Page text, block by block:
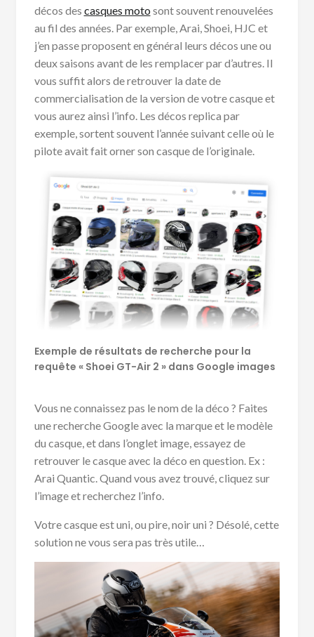
décos des casques moto sont souvent renouvelées
au fil des années. Par exemple, Arai, Shoei, HJC et
j’en passe proposent en général leurs décos une ou
deux saisons avant de les remplacer par d’autres. Il
vous suffit alors de retrouver la date de
commercialisation de la version de votre casque et
vous aurez ainsi l’info. Les décos replica par
exemple, sortent souvent l’année suivant celle où le
pilote avait fait orner son casque de l’originale.
Exemple de résultats de recherche pour la
requête « Shoei GT-Air 2 » dans Google images
Vous ne connaissez pas le nom de la déco ? Faites
une recherche Google avec la marque et le modèle
du casque, et dans l’onglet image, essayez de
retrouver le casque avec la déco en question. Ex :
Arai Quantic. Quand vous avez trouvé, cliquez sur
l’image et recherchez l’info.
Votre casque est uni, ou pire, noir uni ? Désolé, cette
solution ne vous sera pas très utile…